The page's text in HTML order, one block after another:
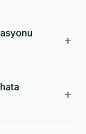
+
+